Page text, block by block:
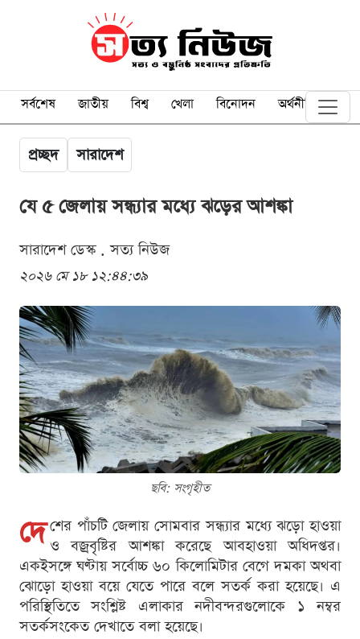
সর্বশেষ জাতীয় বিশ্ব খেলা বিনোদন অর্থনীতি
প্রচ্ছদ সারাদেশ
যে ৫ জেলায় সন্ধ্যার মধ্যে ঝড়ের আশঙ্কা
সারাদেশ ডেস্ক . সত্য নিউজ
২০২৬ মে ১৮ ১২:৪৪:৩৯
ছবি: সংগৃহীত
দে শের পাঁচটি জেলায় সোমবার সন্ধ্যার মধ্যে ঝড়ো হাওয়া
ও বজ্রবৃষ্টির আশঙ্কা করেছে আবহাওয়া অধিদপ্তর।
একইসঙ্গে ঘণ্টায় সর্বোচ্চ ৬০ কিলোমিটার বেগে দমকা অথবা
ঝোড়ো হাওয়া বয়ে যেতে পারে বলে সতর্ক করা হয়েছে। এ
পরিস্থিতিতে সংশ্লিষ্ট এলাকার নদীবন্দরগুলোকে ১ নম্বর
সতর্কসংকেত দেখাতে বলা হয়েছে।